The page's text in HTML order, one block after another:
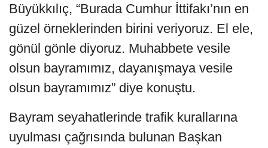
Büyükkılıç, “Burada Cumhur İttifakı’nın en
güzel örneklerinden birini veriyoruz. El ele,
gönül gönle diyoruz. Muhabbete vesile
olsun bayramımız, dayanışmaya vesile
olsun bayramımız” diye konuştu.
Bayram seyahatlerinde trafik kurallarına
uyulması çağrısında bulunan Başkan